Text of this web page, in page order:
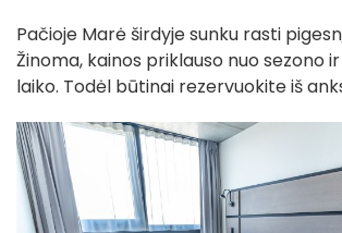
Pačioje Marė širdyje sunku rasti
Žinoma, kainos priklauso nuo sezono
laiko. Todėl būtinai rezervuokite iš